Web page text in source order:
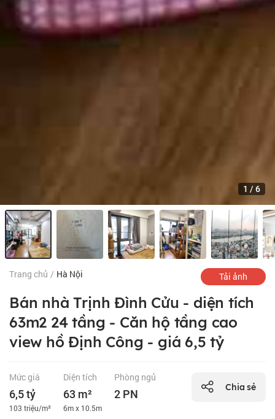
1 / 6
Trang chủ / Hà Nội Tải ảnh
Bán nhà Trịnh Đình Cửu - diện tích
63m2 24 tầng - Căn hộ tầng cao
view hồ Định Công - giá 6,5 tỷ
Mức giá
6,5 tỷ
103 triệu/m²
Diện tích
63 m²
6m x 10.5m
Phòng ngủ
2 PN
Chia sẻ